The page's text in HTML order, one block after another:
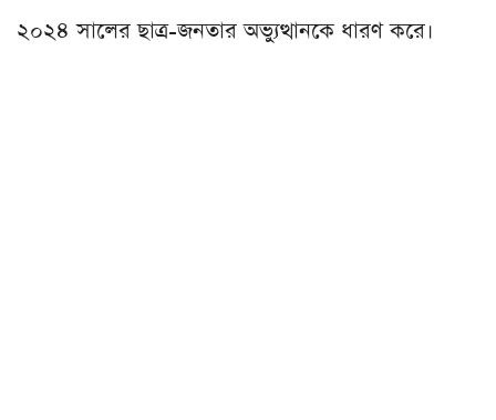
২০২৪ সালের ছাত্র-জনতার অভ্যুত্থানকে ধারণ করে।